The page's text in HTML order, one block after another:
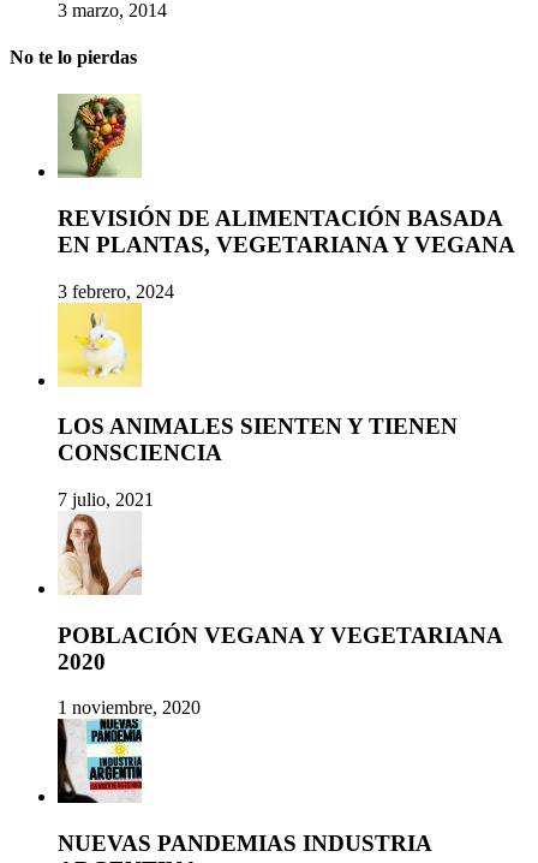
3 marzo, 2014
No te lo pierdas
REVISIÓN DE ALIMENTACIÓN BASADA
EN PLANTAS, VEGETARIANA Y VEGANA
3 febrero, 2024
LOS ANIMALES SIENTEN Y TIENEN
CONSCIENCIA
7 julio, 2021
POBLACIÓN VEGANA Y VEGETARIANA
2020
1 noviembre, 2020
NUEVAS PANDEMIAS INDUSTRIA